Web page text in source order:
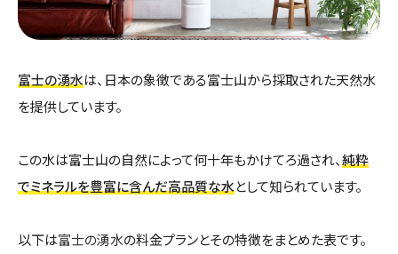
富士の湧水は、日本の象徴である富士山から採取された天然水
を提供しています。
この水は富士山の自然によって何十年もかけてろ過され、 純粋
でミネラルを豊富に含んだ高品質な水 として知られています。
以下は富士の湧水の料金プランとその特徴をまとめた表です。